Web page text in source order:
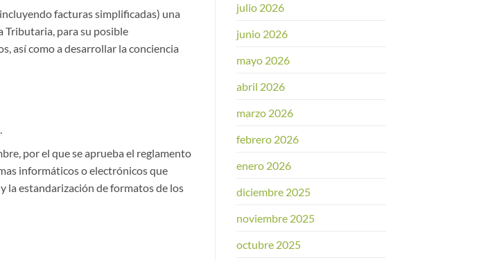
facturas simplificadas) una
Tributaria, para su posible
así como a desarrollar la conciencia
por el que se aprueba el reglamento
informáticos o electrónicos que
la estandarización de formatos de los
julio 2026
junio 2026
mayo 2026
abril 2026
marzo 2026
febrero 2026
enero 2026
diciembre 2025
noviembre 2025
octubre 2025